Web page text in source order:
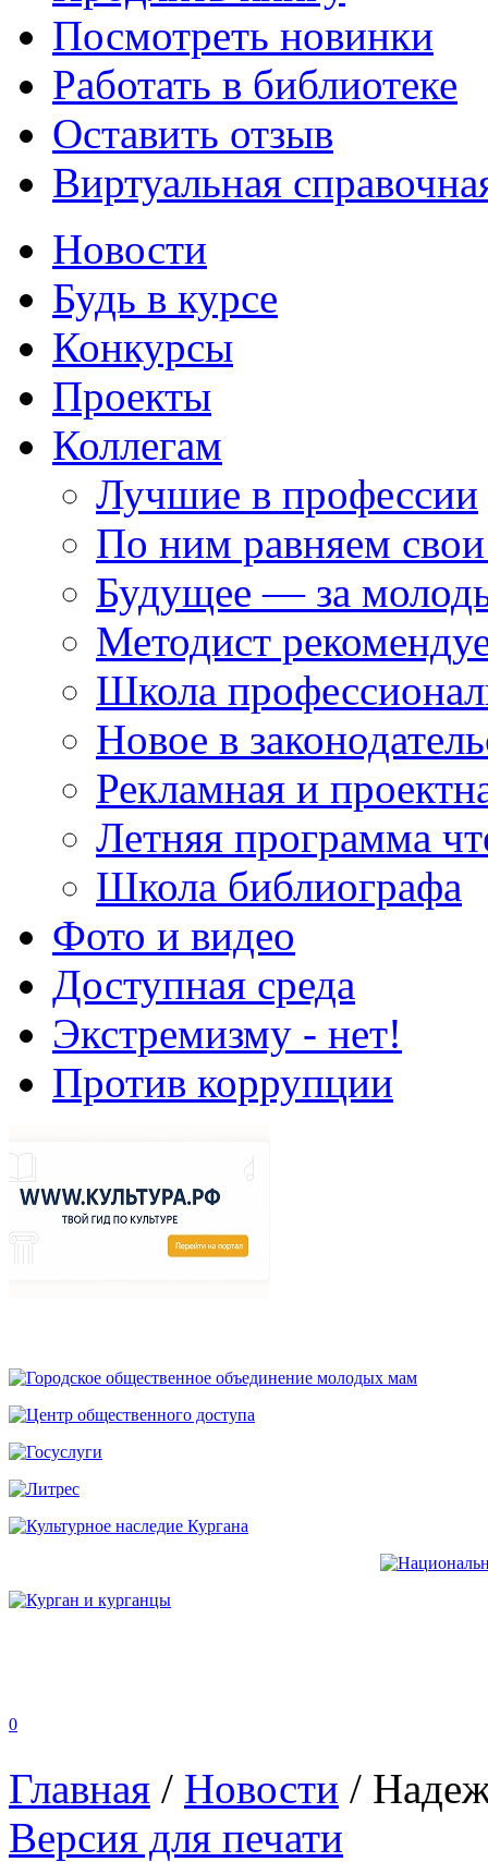
Посмотреть новинки
Работать в библиотеке
Оставить отзыв
Виртуальная
Новости
Будь в курсе
Конкурсы
Проекты
Коллегам
Лучшие в профессии
По ним равняем
Будущее — за
Методист
Школа
Новое в
Рекламная и
Летняя программа
Школа библиографа
Фото и видео
Доступная среда
Экстремизму - нет!
Против коррупции
0
Главная / Новости /
Версия для печати